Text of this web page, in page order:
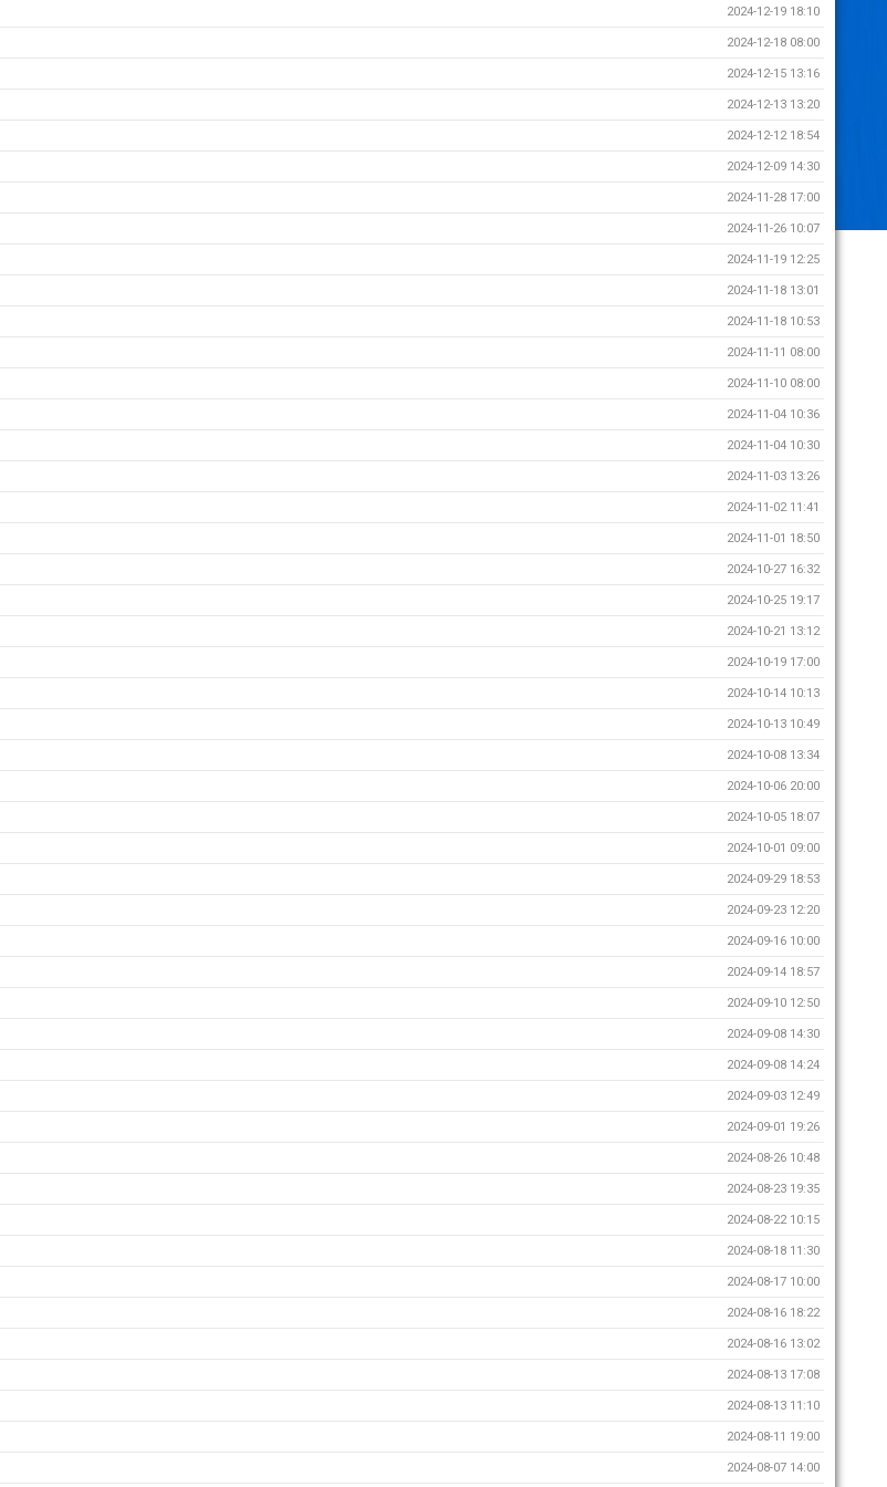
2024-12-19 18:10
2024-12-18 08:00
2024-12-15 13:16
2024-12-13 13:20
2024-12-12 18:54
2024-12-09 14:30
2024-11-28 17:00
2024-11-26 10:07
2024-11-19 12:25
2024-11-18 13:01
2024-11-18 10:53
2024-11-11 08:00
2024-11-10 08:00
2024-11-04 10:36
2024-11-04 10:30
2024-11-03 13:26
2024-11-02 11:41
2024-11-01 18:50
2024-10-27 16:32
2024-10-25 19:17
2024-10-21 13:12
2024-10-19 17:00
2024-10-14 10:13
2024-10-13 10:49
2024-10-08 13:34
2024-10-06 20:00
2024-10-05 18:07
2024-10-01 09:00
2024-09-29 18:53
2024-09-23 12:20
2024-09-16 10:00
2024-09-14 18:57
2024-09-10 12:50
2024-09-08 14:30
2024-09-08 14:24
2024-09-03 12:49
2024-09-01 19:26
2024-08-26 10:48
2024-08-23 19:35
2024-08-22 10:15
2024-08-18 11:30
2024-08-17 10:00
2024-08-16 18:22
2024-08-16 13:02
2024-08-13 17:08
2024-08-13 11:10
2024-08-11 19:00
2024-08-07 14:00